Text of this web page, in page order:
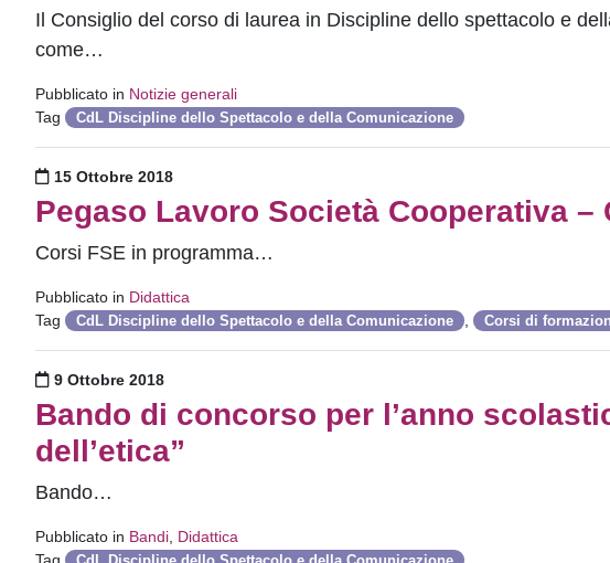
Il Consiglio del corso di laurea in Discipline dello spettacolo e
come…
Pubblicato in Notizie generali
Tag
CdL Discipline dello Spettacolo e della Comunicazione
Pubblicato il
15 Ottobre 2018
Pegaso Lavoro Società Cooperativa –
Corsi FSE in programma…
Pubblicato in Didattica
Tag
CdL Discipline dello Spettacolo e della Comunicazione , Corsi di
Pubblicato il
9 Ottobre 2018
Bando di concorso per l’anno
dell’etica”
Bando…
Pubblicato in Bandi, Didattica